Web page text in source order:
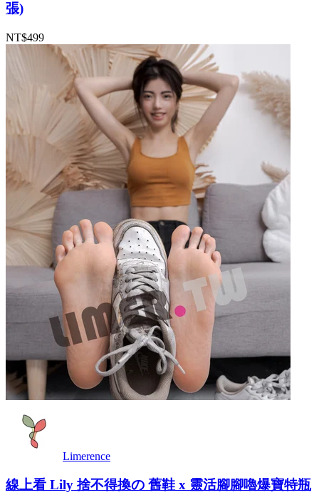
張)
NT$499
Limerence
線上看 Lily 捨不得換の 舊鞋 x 靈活腳腳嚕爆寶特瓶